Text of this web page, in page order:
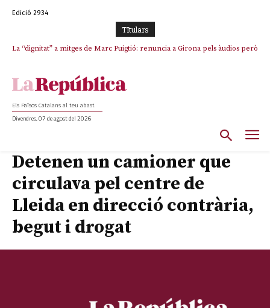
Edició 2934
TItulars
La “dignitat” a mitges de Marc Puigtió: renuncia a Girona pels àudios però
Els Països Catalans al teu abast
Divendres, 07 de agost del 2026
Detenen un camioner que
circulava pel centre de
Lleida en direcció contrària,
begut i drogat